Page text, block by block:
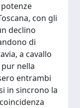
con gli
declino
di
a cavallo
pur nella
entrambi
in sincrono la